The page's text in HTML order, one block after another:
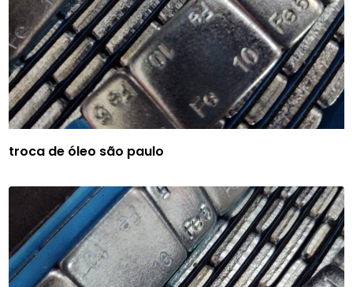
troca de óleo são paulo